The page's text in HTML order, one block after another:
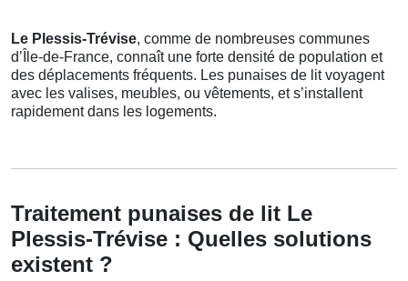
Le Plessis-Trévise, comme de nombreuses communes
d’Île-de-France, connaît une forte densité de population et
des déplacements fréquents. Les punaises de lit voyagent
avec les valises, meubles, ou vêtements, et s’installent
rapidement dans les logements.
Traitement punaises de lit Le
Plessis-Trévise : Quelles solutions
existent ?